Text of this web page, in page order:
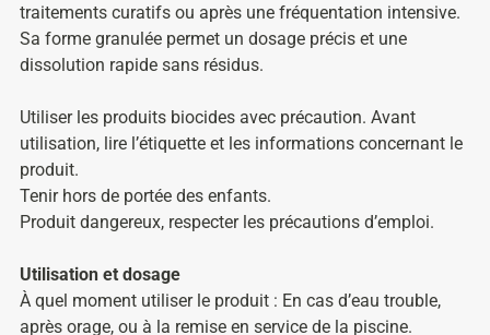
traitements curatifs ou après une fréquentation intensive.
Sa forme granulée permet un dosage précis et une
dissolution rapide sans résidus.
Utiliser les produits biocides avec précaution. Avant
utilisation, lire l’étiquette et les informations concernant le
produit.
Tenir hors de portée des enfants.
Produit dangereux, respecter les précautions d’emploi.
Utilisation et dosage
À quel moment utiliser le produit : En cas d’eau trouble,
après orage, ou à la remise en service de la piscine.